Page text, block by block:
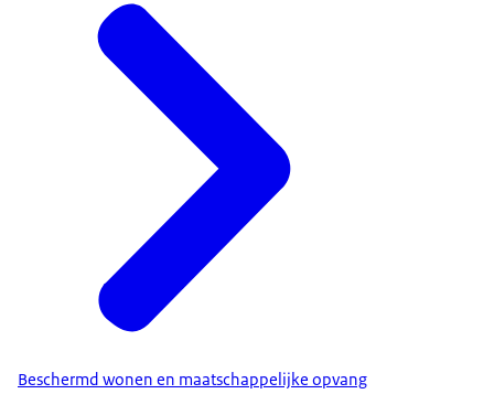
Beschermd wonen en maatschappelijke opvang